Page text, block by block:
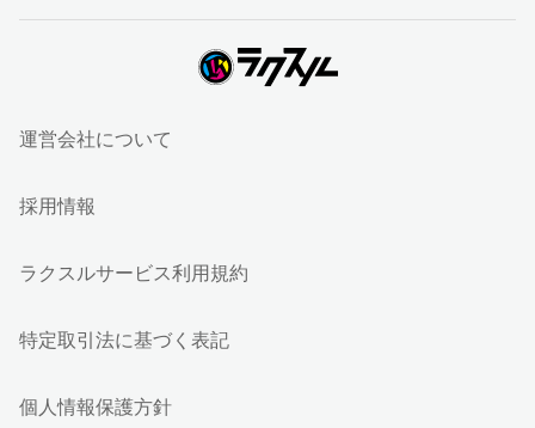
運営会社について
採用情報
ラクスルサービス利用規約
特定取引法に基づく表記
個人情報保護方針